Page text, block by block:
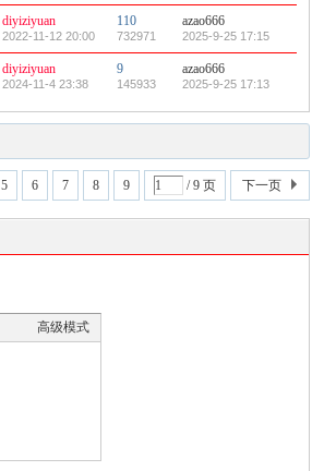
diyiziyuan
2022-11-12 20:00
110
732971
azao666
2025-9-25 17:15
diyiziyuan
2024-11-4 23:38
9
145933
azao666
2025-9-25 17:13
5 6 7 8 9 / 9 页 下一页
高级模式